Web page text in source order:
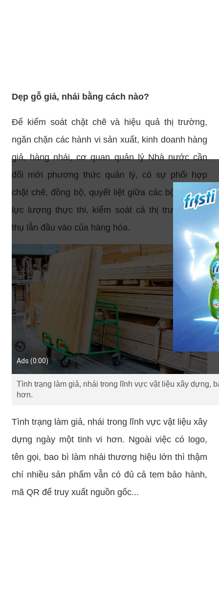
Dẹp gỗ giả, nhái bằng cách nào?
Để kiểm soát chặt chẽ và hiệu quả thị trường,
ngăn chặn các hành vi sản xuất, kinh doanh hàng
giả, hàng nhái, cơ quan quản lý Nhà nước cần
đổi mới phương thức quản lý, có sự phối hợp
chặt chẽ, đồng bộ, quyết liệt giữa các bộ, ngành,
lực lượng thực thi, kiểm soát cả thị trường tiêu
thụ lẫn đầu vào của hàng hóa.
Ads (0:00)
Tình trạng làm giả, nhái trong lĩnh vực vật liệu xây dựng,
hơn.
Tình trạng làm giả, nhái trong lĩnh vực vật liệu xây
dựng ngày một tinh vi hơn. Ngoài việc có logo,
tên gọi, bao bì làm nhái thương hiệu lớn thì thậm
chí nhiều sản phẩm vẫn có đủ cả tem bảo hành,
mã QR để truy xuất nguồn gốc...